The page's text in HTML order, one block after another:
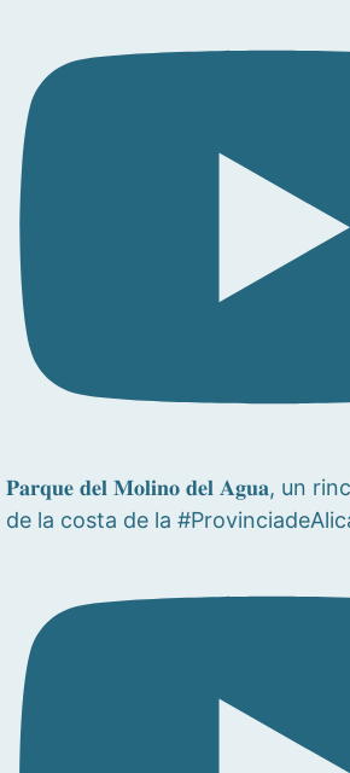
𝐏𝐚𝐫𝐪𝐮𝐞 𝐝𝐞𝐥 𝐌𝐨𝐥𝐢𝐧𝐨 𝐝𝐞𝐥 𝐀𝐠𝐮𝐚, un
de la costa de la